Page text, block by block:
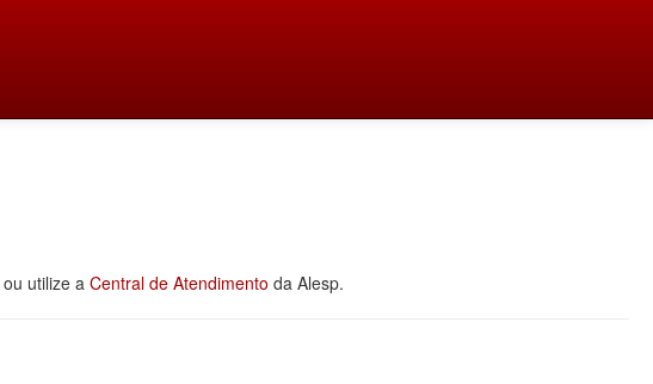
ou utilize a Central de Atendimento da Alesp.